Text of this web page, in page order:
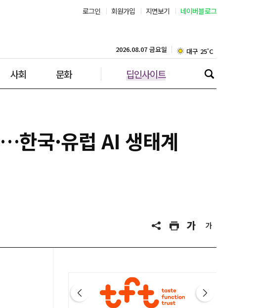
로그인 회원가입 지면보기 네이버블로그
사회 문화 딥인사이트
2026.08.07 금요일 대구 25˚C
인천 28˚C
한국·유럽 AI 생태계